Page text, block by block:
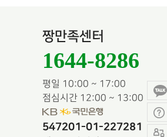
짱만족센터
1644-8286
평일 10:00 ~ 17:00
점심시간 12:00 ~ 13:00
547201-01-227281